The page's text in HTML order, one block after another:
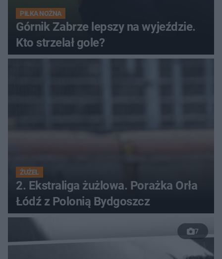
PIŁKA NOŻNA
Górnik Zabrze lepszy na wyjeździe.
Kto strzelał gole?
ŻUŻEL
2. Ekstraliga żużlowa. Porażka Orła
Łódź z Polonią Bydgoszcz
7